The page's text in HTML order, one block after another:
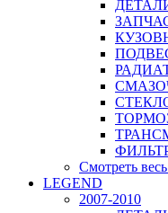
Смотреть
LEGEND
2007-2010